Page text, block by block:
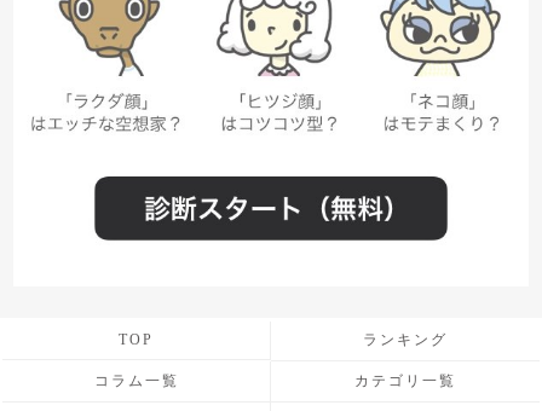
TOP ランキング
コラム一覧 カテゴリ一覧